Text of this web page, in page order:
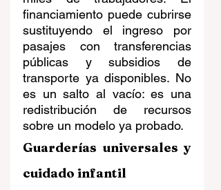
financiamiento puede cubrirse
sustituyendo el ingreso por
pasajes con transferencias
públicas y subsidios de
transporte ya disponibles. No
es un salto al vacío: es una
redistribución de recursos
sobre un modelo ya probado.
Guarderías universales y
cuidado infantil